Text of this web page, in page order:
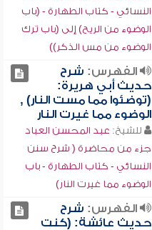
النسائي - كتاب الطهارة - (باب
الوضوء من الريح) إلى (باب ترك
الوضوء من مس الذكر))
الفهرس: شرح
حديث أبي هريرة:
(توضئوا مما مست النار) ,
الوضوء مما غيرت النار
للشيخ: عبد المحسن العباد
جزء من محاضرة ( شرح سنن
النسائي - كتاب الطهارة - باب
الوضوء مما غيرت النار)
الفهرس: شرح
حديث عائشة: (كنت